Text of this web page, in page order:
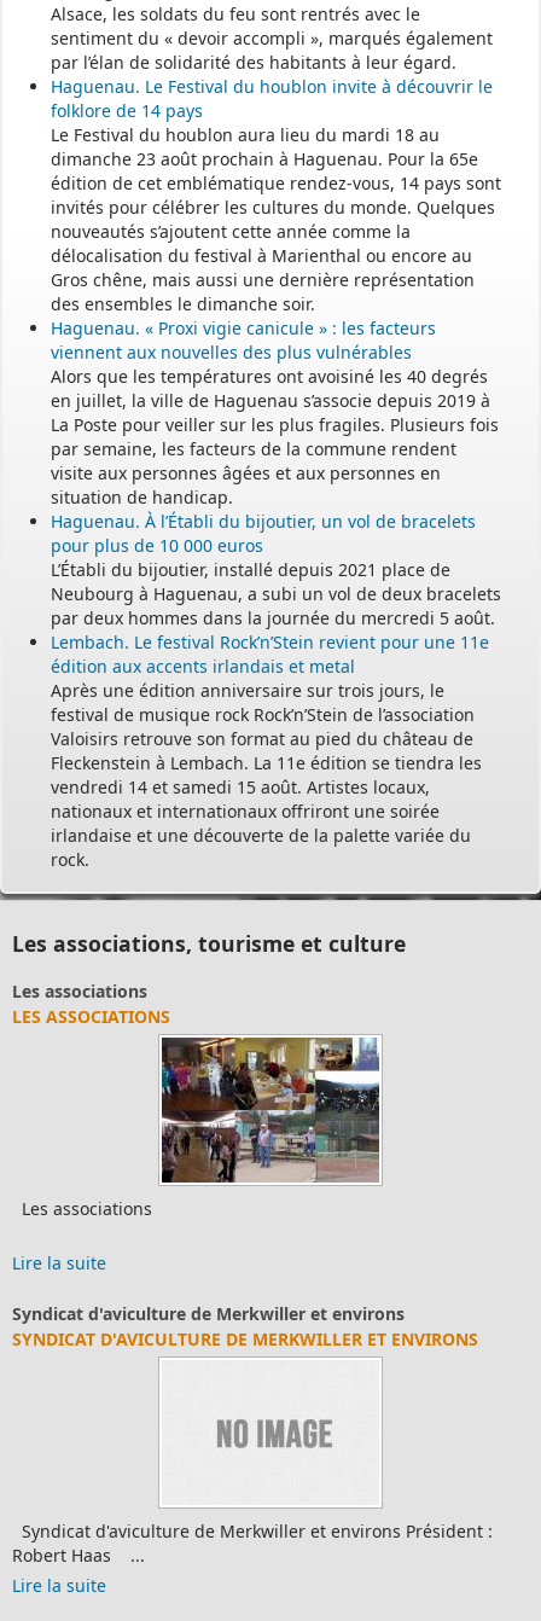
Alsace, les soldats du feu sont rentrés avec le
sentiment du « devoir accompli », marqués également
par l’élan de solidarité des habitants à leur égard.
Haguenau. Le Festival du houblon invite à découvrir le
folklore de 14 pays
Le Festival du houblon aura lieu du mardi 18 au
dimanche 23 août prochain à Haguenau. Pour la 65e
édition de cet emblématique rendez-vous, 14 pays sont
invités pour célébrer les cultures du monde. Quelques
nouveautés s’ajoutent cette année comme la
délocalisation du festival à Marienthal ou encore au
Gros chêne, mais aussi une dernière représentation
des ensembles le dimanche soir.
Haguenau. « Proxi vigie canicule » : les facteurs
viennent aux nouvelles des plus vulnérables
Alors que les températures ont avoisiné les 40 degrés
en juillet, la ville de Haguenau s’associe depuis 2019 à
La Poste pour veiller sur les plus fragiles. Plusieurs fois
par semaine, les facteurs de la commune rendent
visite aux personnes âgées et aux personnes en
situation de handicap.
Haguenau. À l’Établi du bijoutier, un vol de bracelets
pour plus de 10 000 euros
L’Établi du bijoutier, installé depuis 2021 place de
Neubourg à Haguenau, a subi un vol de deux bracelets
par deux hommes dans la journée du mercredi 5 août.
Lembach. Le festival Rock’n’Stein revient pour une 11e
édition aux accents irlandais et metal
Après une édition anniversaire sur trois jours, le
festival de musique rock Rock’n’Stein de l’association
Valoisirs retrouve son format au pied du château de
Fleckenstein à Lembach. La 11e édition se tiendra les
vendredi 14 et samedi 15 août. Artistes locaux,
nationaux et internationaux offriront une soirée
irlandaise et une découverte de la palette variée du
rock.
Les associations, tourisme et culture
Les associations
LES ASSOCIATIONS
Les associations
Lire la suite
Syndicat d'aviculture de Merkwiller et environs
SYNDICAT D'AVICULTURE DE MERKWILLER ET ENVIRONS
Syndicat d'aviculture de Merkwiller et environs Président :
Robert Haas ...
Lire la suite